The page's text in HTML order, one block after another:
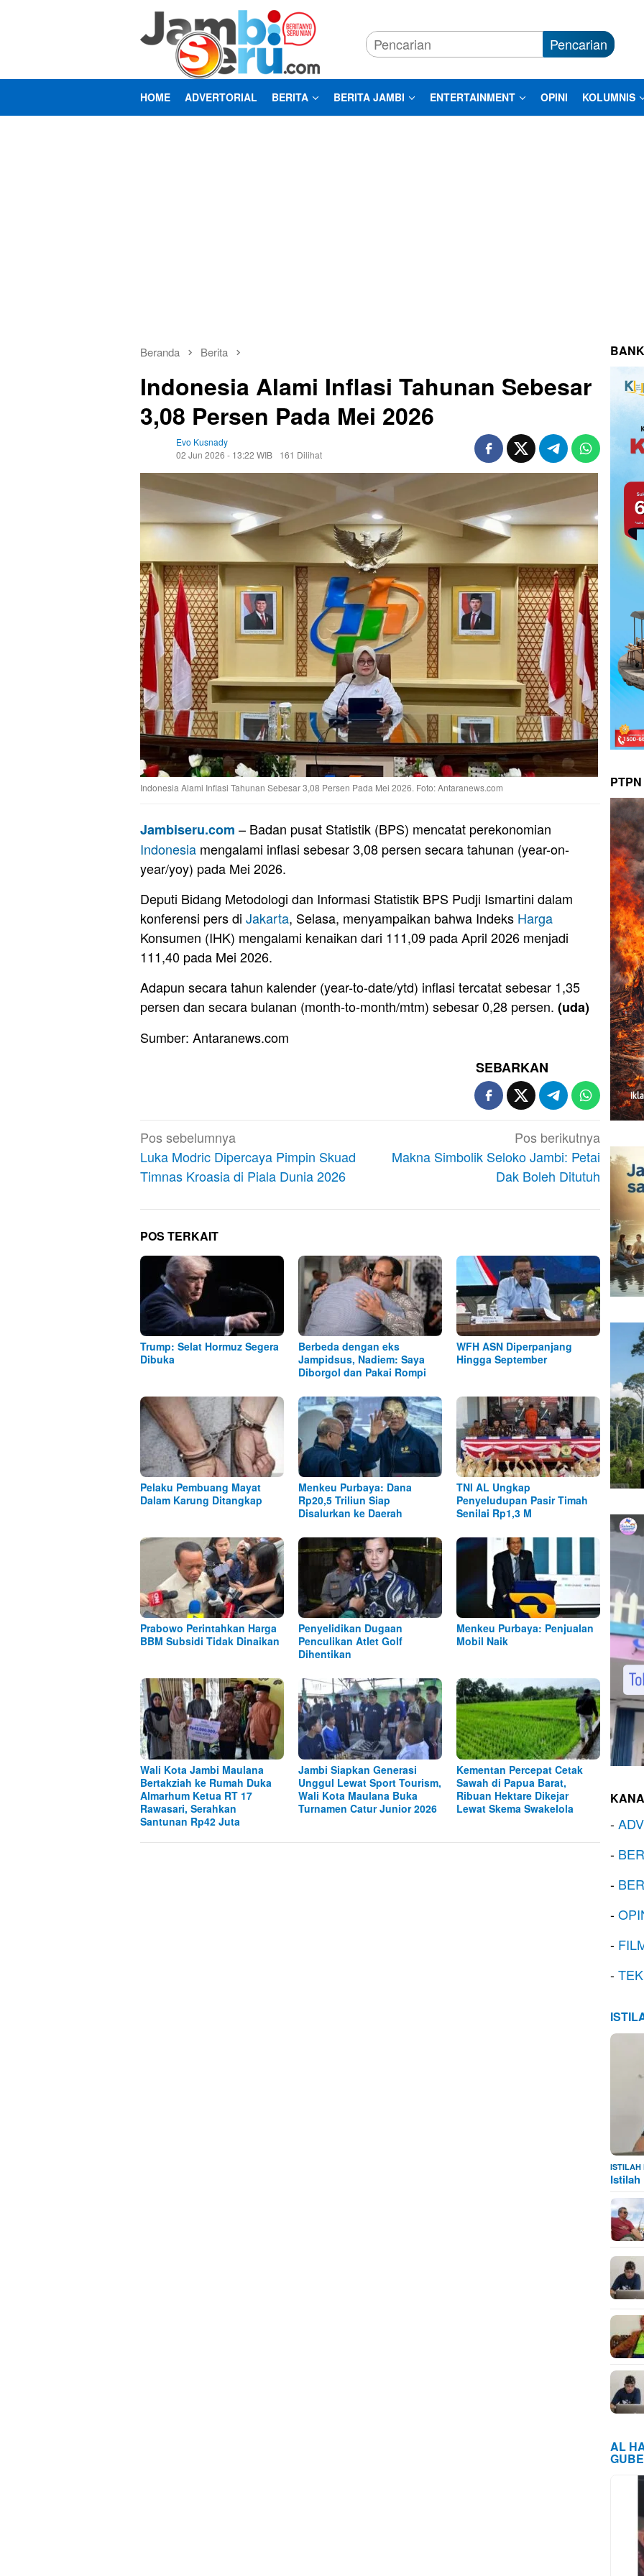
Pencarian
HOME ADVERTORIAL BERITA BERITA JAMBI ENTERTAINMENT OPINI KOLUMNIS
Beranda Berita
Indonesia Alami Inflasi Tahunan Sebesar
3,08 Persen Pada Mei 2026
Evo Kusnady
02 Jun 2026 - 13:22 WIB
161 Dilihat
Indonesia Alami Inflasi Tahunan Sebesar 3,08 Persen Pada Mei 2026. Foto: Antaranews.com
Jambiseru.com – Badan pusat Statistik (BPS) mencatat perekonomian
Indonesia mengalami inflasi sebesar 3,08 persen secara tahunan (year-on-
year/yoy) pada Mei 2026.
Deputi Bidang Metodologi dan Informasi Statistik BPS Pudji Ismartini dalam
konferensi pers di Jakarta, Selasa, menyampaikan bahwa Indeks Harga
Konsumen (IHK) mengalami kenaikan dari 111,09 pada April 2026 menjadi
111,40 pada Mei 2026.
Adapun secara tahun kalender (year-to-date/ytd) inflasi tercatat sebesar 1,35
persen dan secara bulanan (month-to-month/mtm) sebesar 0,28 persen. (uda)
Sumber: Antaranews.com
SEBARKAN
Navigasi
pos
Pos sebelumnya
Luka Modric Dipercaya Pimpin Skuad
Timnas Kroasia di Piala Dunia 2026
Pos berikutnya
Makna Simbolik Seloko Jambi: Petai
Dak Boleh Ditutuh
POS TERKAIT
Trump: Selat Hormuz Segera
Dibuka
Berbeda dengan eks
Jampidsus, Nadiem: Saya
Diborgol dan Pakai Rompi
WFH ASN Diperpanjang
Hingga September
Pelaku Pembuang Mayat
Dalam Karung Ditangkap
Menkeu Purbaya: Dana
Rp20,5 Triliun Siap
Disalurkan ke Daerah
TNI AL Ungkap
Penyeludupan Pasir Timah
Senilai Rp1,3 M
Prabowo Perintahkan Harga
BBM Subsidi Tidak Dinaikan
Penyelidikan Dugaan
Penculikan Atlet Golf
Dihentikan
Menkeu Purbaya: Penjualan
Mobil Naik
Wali Kota Jambi Maulana
Bertakziah ke Rumah Duka
Almarhum Ketua RT 17
Rawasari, Serahkan
Santunan Rp42 Juta
Jambi Siapkan Generasi
Unggul Lewat Sport Tourism,
Wali Kota Maulana Buka
Turnamen Catur Junior 2026
Kementan Percepat Cetak
Sawah di Papua Barat,
Ribuan Hektare Dikejar
Lewat Skema Swakelola
-
-
-
-
-
-
ISTILAH
Istilah
AL